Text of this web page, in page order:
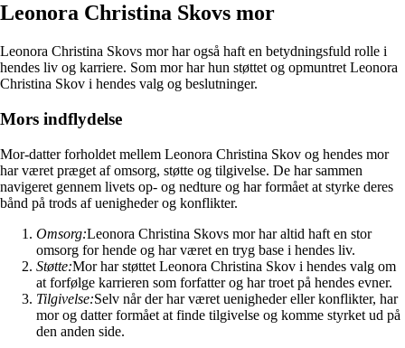
Leonora Christina Skovs mor
Leonora Christina Skovs mor har også haft en betydningsfuld rolle i
hendes liv og karriere. Som mor har hun støttet og opmuntret Leonora
Christina Skov i hendes valg og beslutninger.
Mors indflydelse
Mor-datter forholdet mellem Leonora Christina Skov og hendes mor
har været præget af omsorg, støtte og tilgivelse. De har sammen
navigeret gennem livets op- og nedture og har formået at styrke deres
bånd på trods af uenigheder og konflikter.
Omsorg:Leonora Christina Skovs mor har altid haft en stor
omsorg for hende og har været en tryg base i hendes liv.
Støtte:Mor har støttet Leonora Christina Skov i hendes valg om
at forfølge karrieren som forfatter og har troet på hendes evner.
Tilgivelse:Selv når der har været uenigheder eller konflikter, har
mor og datter formået at finde tilgivelse og komme styrket ud på
den anden side.